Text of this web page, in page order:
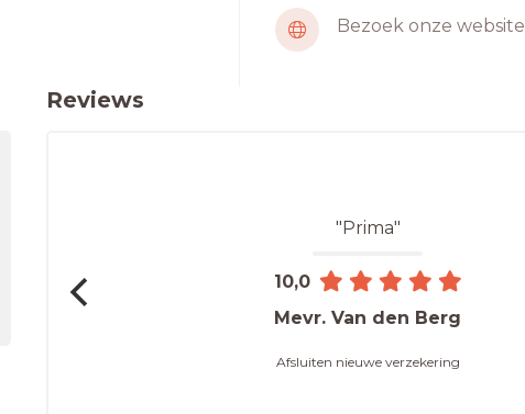
Bezoek onze website
Reviews
"Prima"
10,0
Mevr. Van den Berg
Afsluiten nieuwe verzekering